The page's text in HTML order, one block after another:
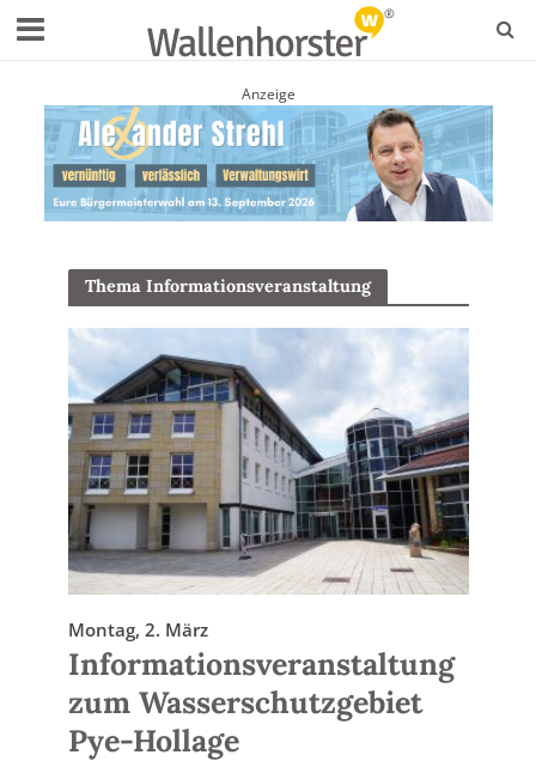
Anzeige
Thema Informationsveranstaltung
Montag, 2. März
Informationsveranstaltung
zum Wasserschutzgebiet
Pye-Hollage